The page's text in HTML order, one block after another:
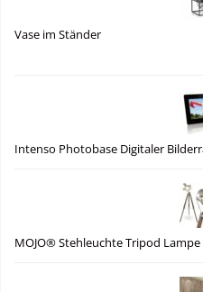
Vase im Ständer
Intenso Photobase Digitaler
MOJO® Stehleuchte Tripod Lampe